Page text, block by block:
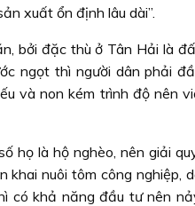
xuất ổn định lâu dài”.
bởi đặc thù ở Tân Hải là
ngọt thì người dân phải
và non kém trình độ nên
họ là hộ nghèo, nên giải
nuôi tôm công nghiệp,
có khả năng đầu tư nên